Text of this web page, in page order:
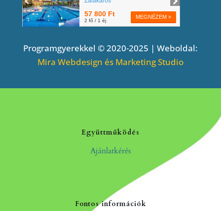
Programgyerekkel © 2020-2025 | Weboldal:
Mira Webdesign és Marketing Studio
Együttműködés
Ajánlatkérés
Fontos információk